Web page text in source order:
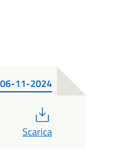
11-2024
Scarica